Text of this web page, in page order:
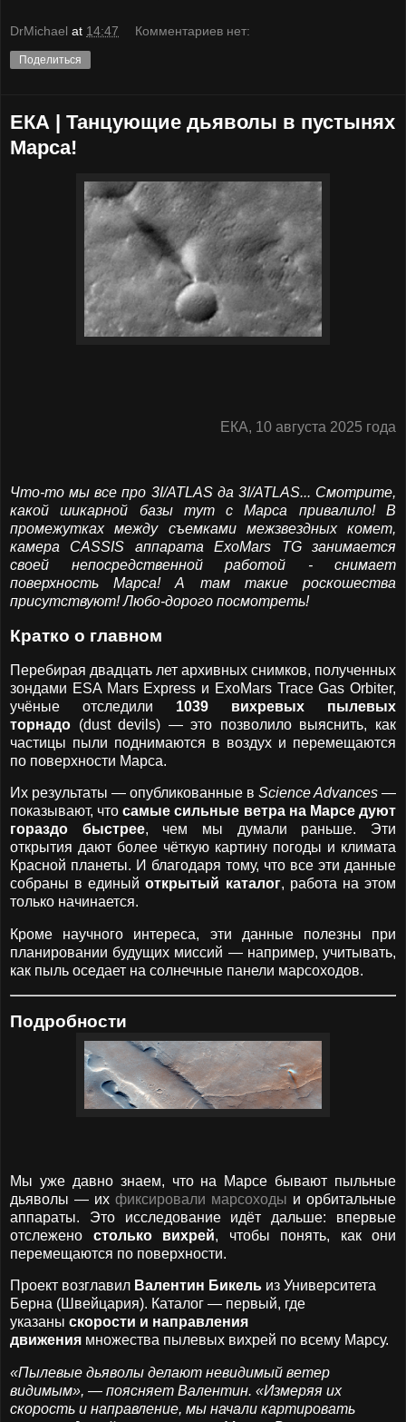
DrMichael at 14:47 Комментариев нет:
Поделиться
ЕКА | Танцующие дьяволы в пустынях
Марса!
ЕКА, 10 августа 2025 года
Что-то мы все про 3I/ATLAS да 3I/ATLAS... Смотрите,
какой шикарной базы тут с Марса привалило! В
промежутках между съемками межзвездных комет,
камера CASSIS аппарата ExoMars TG занимается
своей непосредственной работой - снимает
поверхность Марса! А там такие роскошества
присутствуют! Любо-дорого посмотреть!
Кратко о главном
Перебирая двадцать лет архивных снимков, полученных
зондами ESA Mars Express и ExoMars Trace Gas Orbiter,
учёные отследили 1039 вихревых пылевых
торнадо (dust devils) — это позволило выяснить, как
частицы пыли поднимаются в воздух и перемещаются
по поверхности Марса.
Их результаты — опубликованные в Science Advances —
показывают, чтосамые сильные ветра на Марсе дуют
гораздо быстрее, чем мы думали раньше. Эти
открытия дают более чёткую картину погоды и климата
Красной планеты. И благодаря тому, что все эти данные
собраны в единыйоткрытый каталог, работа на этом
только начинается.
Кроме научного интереса, эти данные полезны при
планировании будущих миссий — например, учитывать,
как пыль оседает на солнечные панели марсоходов.
Подробности
Мы уже давно знаем, что на Марсе бывают пыльные
дьяволы — их фиксировали марсоходы и орбитальные
аппараты. Это исследование идёт дальше: впервые
отслежено столько вихрей, чтобы понять, как они
перемещаются по поверхности.
Проект возглавил Валентин Бикель из Университета
Берна (Швейцария). Каталог — первый, где
указаны скорости и направления
движения множества пылевых вихрей по всему Марсу.
«Пылевые дьяволы делают невидимый ветер
видимым», — поясняет Валентин. «Измеряя их
скорость и направление, мы начали картировать